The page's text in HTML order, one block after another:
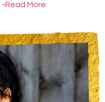
-Read More